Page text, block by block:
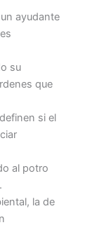
ayudante
su
que
si el
al potro
la de